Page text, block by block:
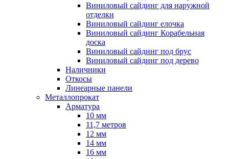
Виниловый сайдинг для наружной
отделки
Виниловый сайдинг елочка
Виниловый сайдинг Корабельная
доска
Виниловый сайдинг под брус
Виниловый сайдинг под дерево
Наличники
Откосы
Линеарные панели
Металлопрокат
Арматура
10 мм
11,7 метров
12 мм
14 мм
16 мм